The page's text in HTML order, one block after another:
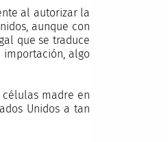
al autorizar la
aunque con
que se traduce
algo
madre en
Unidos a tan